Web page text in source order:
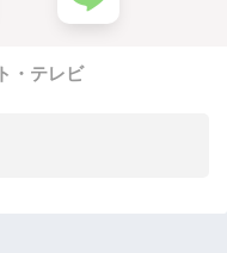
・テレビ